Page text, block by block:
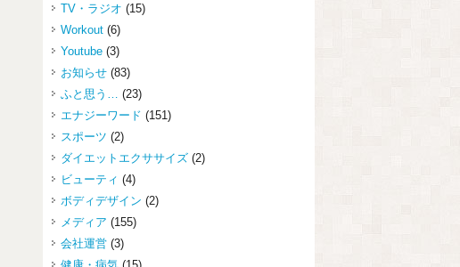
TV・ラジオ (15)
Workout(6)
Youtube(3)
お知らせ(83)
ふと思う…
(23)
エナジーワード (151)
スポーツ (2)
ダイエットエクササイズ(2)
ビューティ (4)
ボディデザイン (2)
メディア (155)
会社運営(3)